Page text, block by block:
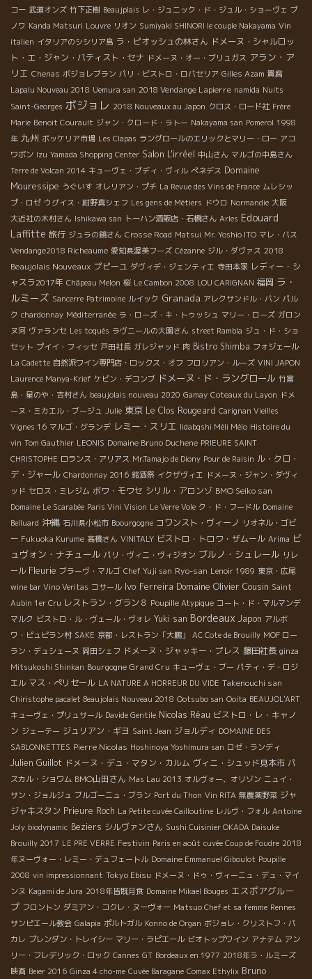
コー 武道オンズ 竹下正樹 Beaujplais レ・ジュニック・ド・ジュル・ショーヴェ ブ
ノワ Kanda Matsuri Louvre リオン Sumiyaki SHINORI le couple Nakayama Vin
italien イタリアのシシリア島 ラ・ピオッシュの林さん ドメーヌ・シャルロッ
ト・エ・ジャン・バティスト・セナ ドメーヌ・オー・ブリュガス アラン・ア
リエ Chenas ボジョレブラン パリ・ビストロ・ロバセリア Gilles Azam 貴腐
Lapalu Nouveau 2018 Uemura san 2018 Vendange Lapierre namida Nuits
Saint-Georges ボジョレ 2018 Nouveaux au Japon クロス・ロード社 Frère
Marie Benoit Courault ジャン・クロード・ラトー Nakayama san Pomerol 1998
年 九州 ボッケリア市場 Les Clapas ラングロールのエリックとマリー・ロー アコ
ワボン Izu Yamada Shopping Center Salon L'irréel 中山さん マルゴの中島さん
Terre de Volcan 2014 キューヴェ・ブディ・ヴィル ぺネデス Domaine
Mouressipe うぐいす オレリアン・プチ La Revue des Vins de France ムレシッ
プ・ロゼ ウグイス・紺野真シェフ Les gens de Métiers ドウロ Normandie 大阪
大近社の木村さん Ishikawa san トーハン酒販店・石橋さん Arles Edouard
Laffitte 旅行 ジュラの鏡さん Crosse Road Matsui Mr. Yoshio ITO マレ・バス
Vendange2018 Richeaume 愛知県渥美フーズ Cézanne ジル・ダヴァス 2018
Beaujolais Nouveaux プピーユ ダヴィデ・ジェンティエ 寺田本家 レディー・シ
ャスラ2017年 Châpeau Melon 桜 Le Cambon 2008 LOU CARIGNAN 福岡 ラ・
ルミーズ Sancerre Patrimoine ルイック Granada アレクサンドル・バン パル
ク chardonnay Méditerranée ラ・ローズ・キ・トゥッシュ マリー・ローズ ガロン
ヌ河 ヴァランセ Les toqués ラヴニールの大園さん street Rambla ジュ・ド・ショ
セット プイイ・フィッセ 戸田社長 ガレジャッド 肉 Bistro Shimba フォジェール
La Cadette 自然派ワイン専門店・ロックス・オフ フロリアン・ルーズ VINI JAPON
Laurence Manya-Krief ケビン・デコンブ ドメーヌ・ド・ラングロール 竹富
島・星のや・吉村さん beaujolais nouveau 2020 Gamay Coteaux du Layon ドメ
ーヌ・ミカエル・ブージュ Julie 東京 Le Clos Rougeard Carignan Vieilles
Vignes 16 マルゴ・グランデ レミー・スリエ Iidabqshi Méli Mélo Histoire du
vin Tom Gauthier LEONIS Domaine Bruno Duchene PRIEURE SAINT
CHRISTOPHE ロランス・アリアス Mr.Tamajo de Diony Pour de Raisin ル・クロ・
デ・ジャール Chardonnay 2016 銘酒祭 イクザヴィエ ドメーヌ・ジャン・ダヴィ
ッド セロス・ミレジム ボワ・モワセ シリル・アロンゾ BMO Seiko san
Domaine Le Scarabée Paris Vini Vision Le Verre Vole ク・ド・フードル Domaine
Belluard 沖縄 石川県小松市 Boourgogne コワンスト・ヴィーノ リオネル・ゴビ
ー Fukuoka Kurume 高橋さん VINITALY ビストロ・トロワ・ザムール Arima ビ
ュヴォン・ナチュール パリ・ヴィニ・ヴィジオン ブルノ・シュレール リレ
ール Fleurie ブラーヴ・マルゴ Chef Yuji san Ryo-san Lenoir 1989 東京・広尾
wine bar Vino Veritas コサール Ivo Ferreira Domaine Olivier Cousin Saint
Aubin 1er Cru レストラン・グラン８ Poupille Atypique コート・ド・マルマンデ
マルク ビストロ・ル・ヴェール・ヴォレ Yuki san Bordeaux Japon アルボ
ワ・ピュピラン村 SAKE 京都・レストラン「大鵬」 AC Cote de Brouilly MOF ロー
ラン・デュシェーヌ 岡田シェフ ドメーヌ・ジャッキー・プレス 藤田社長 ginza
Mitsukoshi Shinkan Bourgogne Grand Cru キューヴェ・ブー パティ・デ・ロジ
エル マス・ぺリセール LA NATURE A HORREUR DU VIDE Takenouchi san
Chiristophe pacalet Beaujolais Nouveau 2018 Ootsubo san Ooita BEAUJOL'ART
キューヴェ・プリュサール Davide Gentile Nicolas Réau ビストロ・レ・キャノ
ン ジェーテー ジュリアン・ギヨ Saint Jean ジョルディ DOMAINE DES
SABLONNETTES Pierre Nicolas Hoshinoya Yoshimura san ロゼ・ランディ
Julien Guillot ドメーヌ・デュ・マタン・カルム ヴィニ・シュッド見本市 パ
スカル・ショワム BMO山田さん Mas Lau 2013 オルヴォー、オリゾン ニュイ・
サン・ジョルジュ ブルゴーニュ・ブラン Port du Thon Vin RITA 無農薬野菜 ジャ
ジャキスタン Prieure Roch La Petite cuvée Cailloutine レルヴ・フォル Antoine
Joly biodynamic Beziers シルヴァンさん Sushi Cuisinier OKADA Daisuke
Brouilly 2017 LE PRE VERRE Festivin Paris en août cuvée Coup de Foudre 2018
年ヌーヴォー・レミー・デュフェートル Domaine Emmanuel Giboulot Poupille
2008 vin impressionnant Tokyo Ebisu ドメーヌ・ドゥ・ヴィーニュ・デュ・マイ
ンヌ Kagami de Jura 2018年皆既月食 Domaine Mikael Bouges エスポアグルー
プ フロントン ダミアン・コクレ・ヌーヴォー Matsuo Chef et sa femme Rennes
サンピエール教会 Galapia ポルトガル Konno de Organ ボジョレ・クリストフ・パ
カレ ブレンダン・トレイシー マリー・ラピエール ビオトップワイン アナテム アン
リー・フレデリック・ロック Cannes GT Bordeaux en 1977 2018年ラ・ルミーズ
映画 Beier 2016 Ginza 4 cho-me Cuvée Baragane Comax Ethylix Bruno